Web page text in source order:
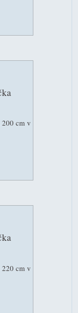
cm v
cm v